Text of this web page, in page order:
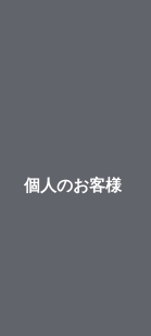
個人のお客様